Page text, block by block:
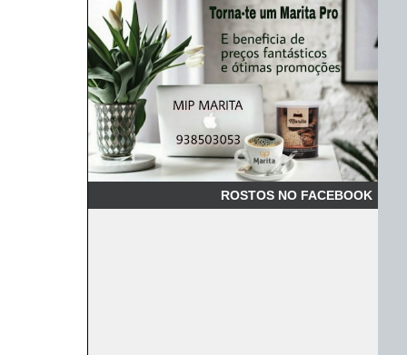
ROSTOS NO FACEBOOK